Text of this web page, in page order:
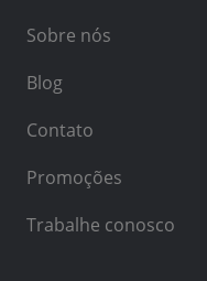
Sobre nós
Blog
Contato
Promoções
Trabalhe conosco